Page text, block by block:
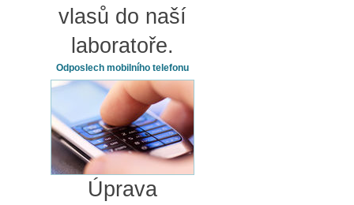
vlasů do naší
laboratoře.
Odposlech mobilního telefonu
Úprava